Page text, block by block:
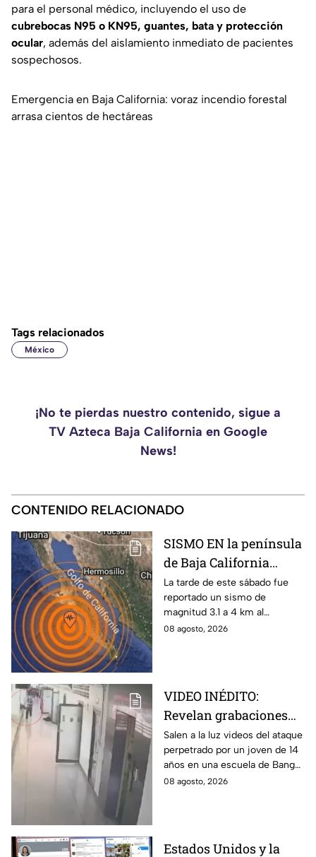
para el personal médico, incluyendo el uso de
cubrebocas N95 o KN95, guantes, bata y protección
ocular, además del aislamiento inmediato de pacientes
sospechosos.
Emergencia en Baja California: voraz incendio forestal
arrasa cientos de hectáreas
Tags relacionados
México
¡No te pierdas nuestro contenido, sigue a
TV Azteca Baja California en Google
News!
CONTENIDO RELACIONADO
SISMO EN la península
de Baja California
sacude San José del
Cabo
La tarde de este sábado fue
reportado un sismo de
magnitud 3.1 a 4 km al
noroeste de San José del
08 agosto, 2026
VIDEO INÉDITO:
Revelan grabaciones
del tiroteo escolar que
dejó múltiples víctimas
Salen a la luz videos del ataque
perpetrado por un joven de 14
años en una escuela de Bang
Kruai, Tailandia. El saldo es de
08 agosto, 2026
Estados Unidos y la